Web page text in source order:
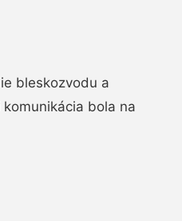
bleskozvodu a
bola na